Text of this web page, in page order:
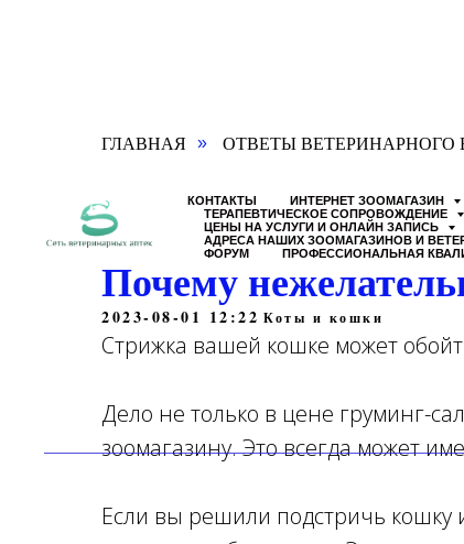
КОНТАКТЫ ИНТЕРНЕТ ЗООМАГАЗИН
ТЕРАПЕВТИЧЕСКОЕ СОПРОВОЖДЕНИЕ
ЦЕНЫ НА УСЛУГИ И ОНЛАЙН ЗАПИСЬ
АДРЕСА НАШИХ ЗООМАГАЗИНОВ И
ФОРУМ
ПРОФЕССИОНАЛЬНАЯ
ГЛАВНАЯ » ОТВЕТЫ
Почему
2023-08-01 12:22 Коты и кошки
Стрижка вашей кошке может
Дело не только в цене груминг-
зоомагазину. Это всегда может
Если вы решили подстричь кошку